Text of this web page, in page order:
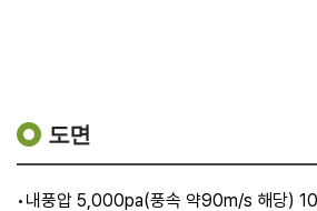
도면
•내풍압 5,000pa(풍속 약90m/s 해당) 10